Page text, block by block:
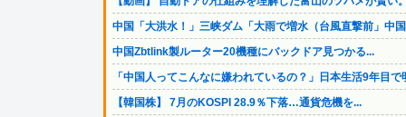
中国「大洪水！」三峡ダム「大雨で増水（台風直撃前」中
中国Zbtlink製ルーター20機種にバックドア見つかる...
「中国人ってこんなに嫌われているの？」日本生活9年目で
【韓国株】 7月のKOSPI 28.9％下落…通貨危機を...